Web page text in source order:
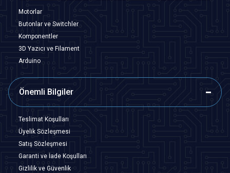
Motorlar
Butonlar ve Switchler
Komponentler
3D Yazıcı ve Filament
Arduino
Önemli Bilgiler
Teslimat Koşulları
Üyelik Sözleşmesi
Satış Sözleşmesi
Garanti ve İade Koşulları
Gizlilik ve Güvenlik